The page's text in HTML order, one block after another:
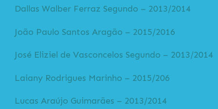
Dallas Walber Ferraz Segundo – 2013/2014
João Paulo Santos Aragão – 2015/2016
José Eliziel de Vasconcelos Segundo – 2013/2014
Laiany Rodrigues Marinho – 2015/206
Lucas Araújo Guimarães – 2013/2014